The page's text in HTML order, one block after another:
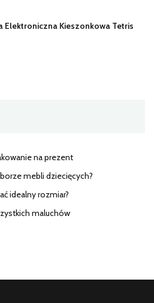
Elektroniczna Kieszonkowa Tetris
na prezent
mebli dziecięcych?
idealny rozmiar?
maluchów